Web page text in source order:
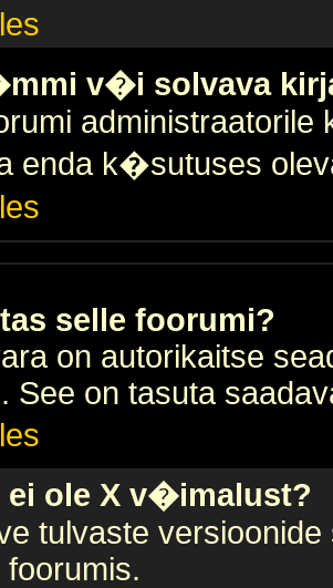
v�i solvava
enda k�sutuses
selle foorumi?
on autorikaitse
. See on tasuta
ei ole X v�imalust?
tulvaste